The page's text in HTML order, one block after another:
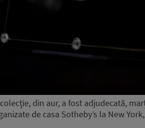
din aur, a fost adjudecată,
de casa Sotheby’s la New